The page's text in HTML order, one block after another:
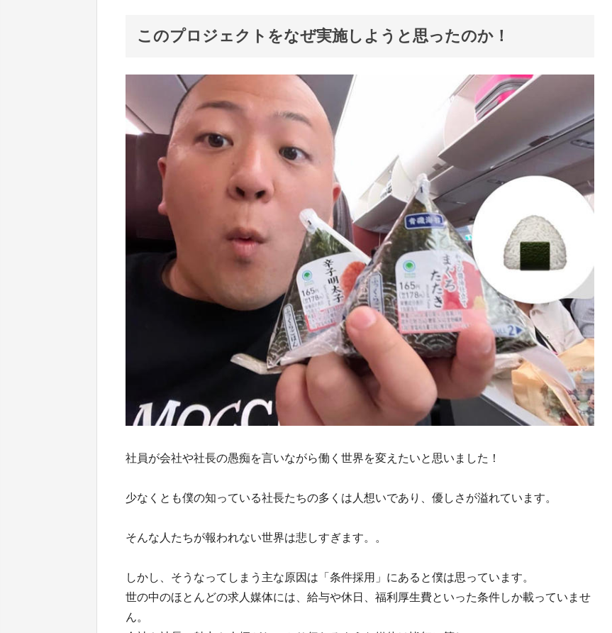
このプロジェクトをなぜ実施しようと思ったのか！
社員が会社や社長の愚痴を言いながら働く世界を変えたいと思いました！
少なくとも僕の知っている社長たちの多くは人想いであり、優しさが溢れています。
そんな人たちが報われない世界は悲しすぎます。。
しかし、そうなってしまう主な原因は「条件採用」にあると僕は思っています。
世の中のほとんどの求人媒体には、給与や休日、福利厚生費といった条件しか載っていませ
ん。